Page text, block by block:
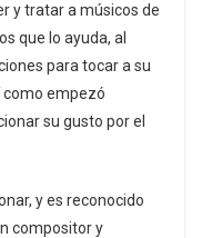
y tratar a músicos de
que lo ayuda, al
para tocar a su
como empezó
su gusto por el
y es reconocido
compositor y